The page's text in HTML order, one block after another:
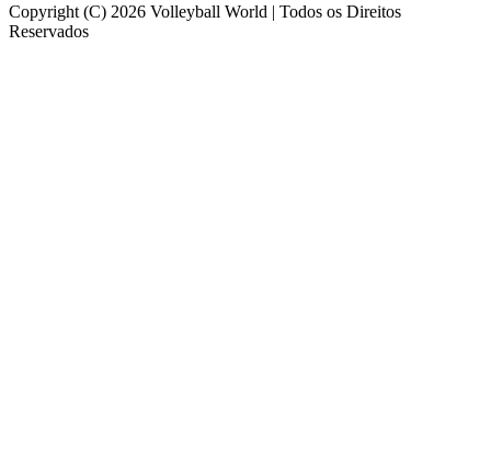
Copyright (C) 2026 Volleyball World | Todos os Direitos
Reservados